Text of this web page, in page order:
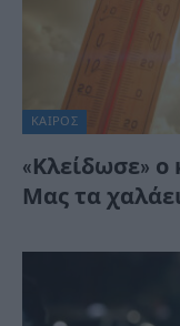
ΚΑΙΡΌΣ
«Κλείδωσε» ο
Μας τα